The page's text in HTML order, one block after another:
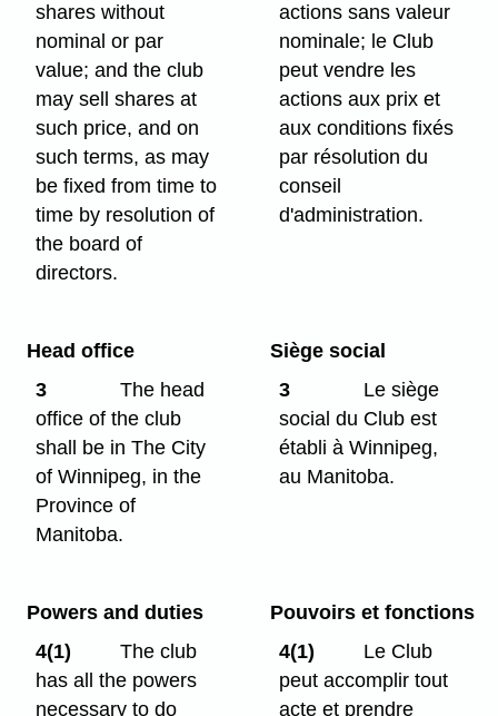
shares without
nominal or par
value; and the club
may sell shares at
such price, and on
such terms, as may
be fixed from time to
time by resolution of
the board of
directors.
actions sans valeur
nominale; le Club
peut vendre les
actions aux prix et
aux conditions fixés
par résolution du
conseil
d'administration.
Head office
3
The head
office of the club
shall be in The City
of Winnipeg, in the
Province of
Manitoba.
Siège social
3
Le siège
social du Club est
établi à Winnipeg,
au Manitoba.
Powers and duties
4(1)
The club
has all the powers
necessary to do
Pouvoirs et fonctions
4(1)
Le Club
peut accomplir tout
acte et prendre